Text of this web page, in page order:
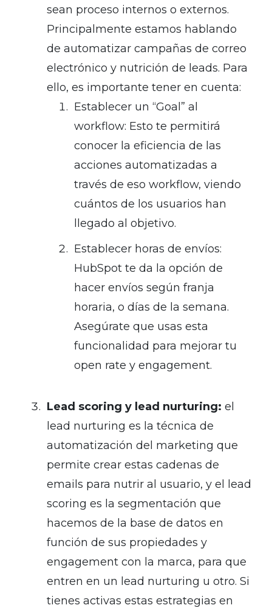
sean proceso internos o externos.
Principalmente estamos hablando
de automatizar campañas de correo
electrónico y nutrición de leads. Para
ello, es importante tener en cuenta:
Establecer un “Goal” al
workflow: Esto te permitirá
conocer la eficiencia de las
acciones automatizadas a
través de eso workflow, viendo
cuántos de los usuarios han
llegado al objetivo.
Establecer horas de envíos:
HubSpot te da la opción de
hacer envíos según franja
horaria, o días de la semana.
Asegúrate que usas esta
funcionalidad para mejorar tu
open rate y engagement.
Lead scoring y lead nurturing: el
lead nurturing es la técnica de
automatización del marketing que
permite crear estas cadenas de
emails para nutrir al usuario, y el lead
scoring es la segmentación que
hacemos de la base de datos en
función de sus propiedades y
engagement con la marca, para que
entren en un lead nurturing u otro. Si
tienes activas estas estrategias en